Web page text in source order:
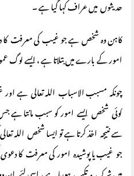
حدیثوں میں عراف کہا گیا ہے ۔
کاہن وہ شخص ہے جو غیب کی معرفت کا
امور کے بارے میں بتلاتا ہے ، ایسے لوگ
چونکہ مسبب الاسباب اللہ تعالی ہے
کوئی شخص ایسے امور کو سبب مانتا
سے نتیجہ اخذ کرتا ہے تو ایسا شخص اللہ
جو غیب یا پوشیدہ امور کی معرفت کا